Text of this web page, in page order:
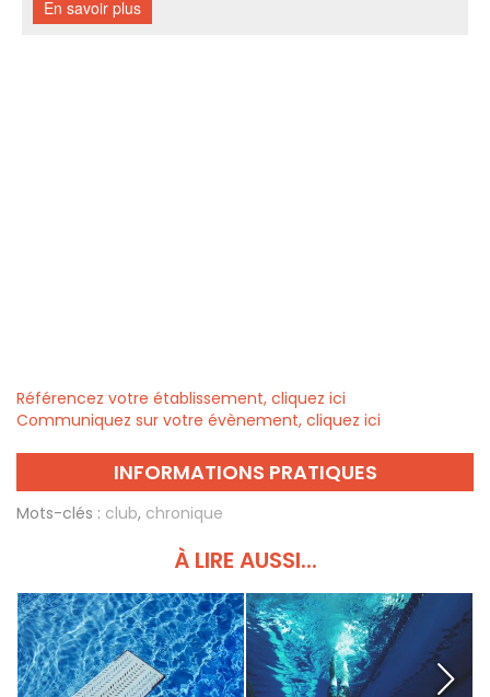
Référencez votre établissement, cliquez ici
Communiquez sur votre évènement, cliquez ici
INFORMATIONS PRATIQUES
Mots-clés : club, chronique
À LIRE AUSSI...